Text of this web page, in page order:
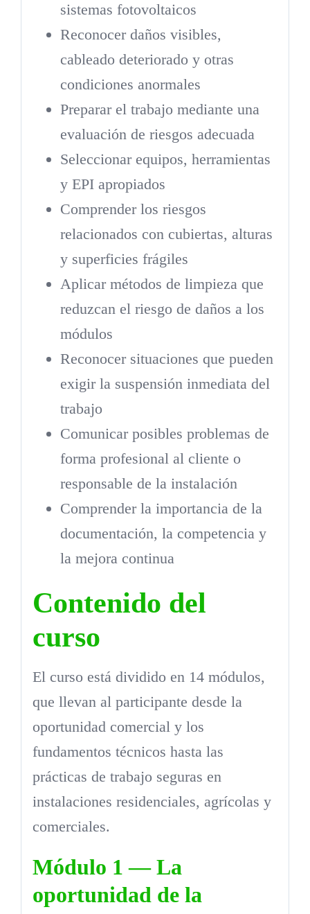
sistemas fotovoltaicos
Reconocer daños visibles,
cableado deteriorado y otras
condiciones anormales
Preparar el trabajo mediante una
evaluación de riesgos adecuada
Seleccionar equipos, herramientas
y EPI apropiados
Comprender los riesgos
relacionados con cubiertas, alturas
y superficies frágiles
Aplicar métodos de limpieza que
reduzcan el riesgo de daños a los
módulos
Reconocer situaciones que pueden
exigir la suspensión inmediata del
trabajo
Comunicar posibles problemas de
forma profesional al cliente o
responsable de la instalación
Comprender la importancia de la
documentación, la competencia y
la mejora continua
Contenido del
curso
El curso está dividido en 14 módulos,
que llevan al participante desde la
oportunidad comercial y los
fundamentos técnicos hasta las
prácticas de trabajo seguras en
instalaciones residenciales, agrícolas y
comerciales.
Módulo 1 — La
oportunidad de la